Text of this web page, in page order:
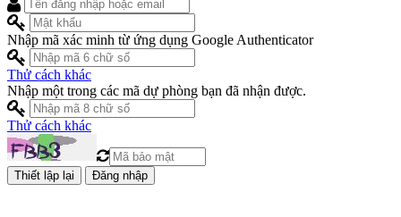
Nhập mã xác minh từ ứng dụng Google Authenticator
Thử cách khác
Nhập một trong các mã dự phòng bạn đã nhận được.
Thử cách khác
Đăng nhập